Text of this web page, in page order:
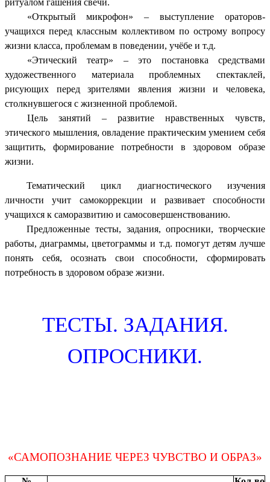
ритуалом гашения свечи.
«Открытый микрофон» – выступление ораторов-
учащихся перед классным коллективом по острому вопросу
жизни класса, проблемам в поведении, учёбе и т.д.
«Этический театр» – это постановка средствами
художественного материала проблемных спектаклей,
рисующих перед зрителями явления жизни и человека,
столкнувшегося с жизненной проблемой.
Цель занятий – развитие нравственных чувств,
этического мышления, овладение практическим умением себя
защитить, формирование потребности в здоровом образе
жизни.
Тематический цикл диагностического изучения
личности учит самокоррекции и развивает способности
учащихся к саморазвитию и самосовершенствованию.
Предложенные тесты, задания, опросники, творческие
работы, диаграммы, цветограммы и т.д. помогут детям лучше
понять себя, осознать свои способности, сформировать
потребность в здоровом образе жизни.
ТЕСТЫ. ЗАДАНИЯ.
ОПРОСНИКИ.
«САМОПОЗНАНИЕ ЧЕРЕЗ ЧУВСТВО И ОБРАЗ»